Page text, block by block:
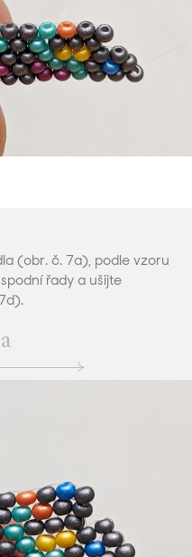
(obr. č. 7a), podle vzoru
řady a ušijte
a